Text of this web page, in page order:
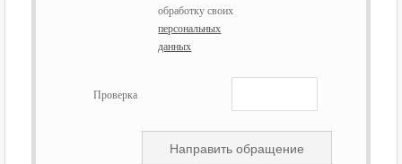
обработку своих
персональных
данных
Проверка